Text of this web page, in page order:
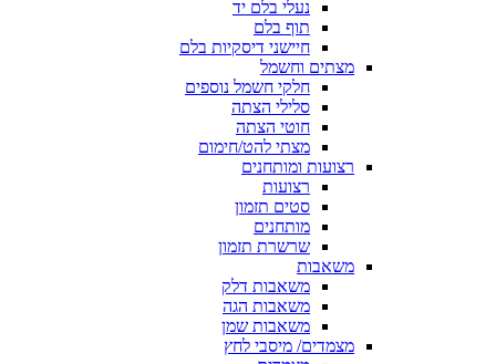
נעלי בלם יד
תוף בלם
חיישני דיסקיות בלם
מצתים וחשמל
חלקי חשמל נוספים
סלילי הצתה
חוטי הצתה
מצתי להט/חימום
רצועות ומותחנים
רצועות
סטים תזמון
מותחנים
שרשרת תזמון
משאבות
משאבות דלק
משאבות הגה
משאבות שמן
מצמדים/ מיסבי לחץ